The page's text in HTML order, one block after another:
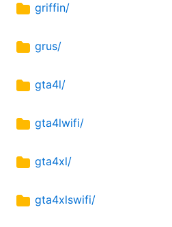
griffin/
grus/
gta4l/
gta4lwifi/
gta4xl/
gta4xlswifi/